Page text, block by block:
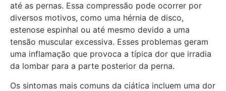
até as pernas. Essa compressão pode ocorrer por
diversos motivos, como uma hérnia de disco,
estenose espinhal ou até mesmo devido a uma
tensão muscular excessiva. Esses problemas geram
uma inflamação que provoca a típica dor que irradia
da lombar para a parte posterior da perna.
Os sintomas mais comuns da ciática incluem uma dor